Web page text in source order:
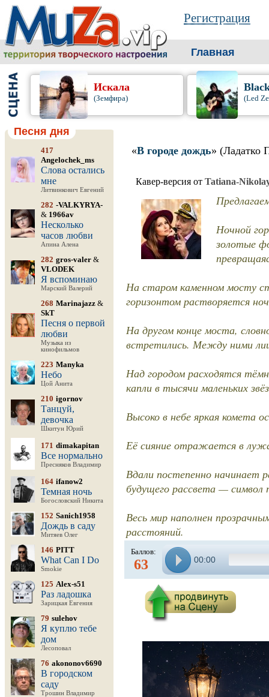
Регистрация
Главная
Искала
(Земфира) (Led
Песня дня
417
Angelochek_ms
Слова остались
мне
Литвинкович Евгений
282 -VALKYRYA-
& 1966av
Несколько
часов любви
Апина Алена
282 gros-valer &
VLODEK
Я вспоминаю
Марский Валерий
268 Marinajazz &
SkT
Песня о первой
любви
Музыка из
кинофильмов
223 Manyka
Небо
Цой Анита
210 igornov
Танцуй,
девочка
Шкитун Юрий
171 dimakapitan
Все нормально
Пресняков Владимир
164 ifanow2
Темная ночь
Богословский Никита
152 Sanich1958
Дождь в саду
Митяев Олег
146 PITT
What Can I Do
Smokie
125 Alex-s51
Раз ладошка
Зарицкая Евгения
79 sulehov
Я куплю тебе
дом
Лесоповал
76 akononov6690
В городском
саду
Трошин Владимир
«В городе дождь» (Ладатко
Кавер-версия от Tatiana-
Ночной
золотые
На старом каменном мосту
горизонтом растворяется
На другом конце моста,
встретились. Между ними
Над городом расходятся
капли в тысячи маленьких
Высоко в небе яркая комета
Её сияние отражается в
Вдали постепенно начинает
будущего рассвета —
Весь мир наполнен
расстояний.
Баллов:
63 00:00